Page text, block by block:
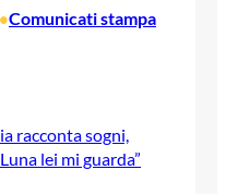
•Comunicati stampa
racconta sogni,
lei mi guarda”